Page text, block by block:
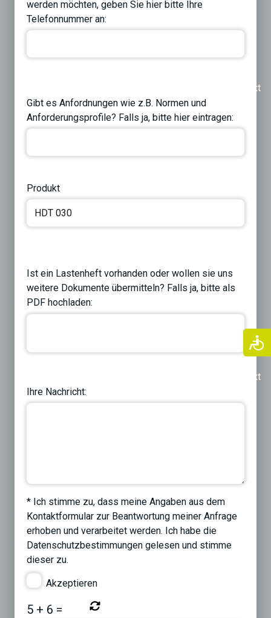
werden möchten, geben Sie hier bitte Ihre
Telefonnummer an:
Next
Gibt es Anfordnungen wie z.B. Normen und
Anforderungsprofile? Falls ja, bitte hier eintragen:
Produkt
Ist ein Lastenheft vorhanden oder wollen sie uns
weitere Dokumente übermitteln? Falls ja, bitte als
PDF hochladen:
Next
Ihre Nachricht:
* Ich stimme zu, dass meine Angaben aus dem
Kontaktformular zur Beantwortung meiner Anfrage
erhoben und verarbeitet werden. Ich habe die
Datenschutzbestimmungen gelesen und stimme
dieser zu.
Akzeptieren
5 + 6 =